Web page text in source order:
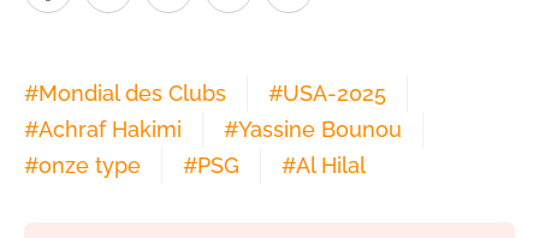
#Mondial des Clubs #USA-2025
#Achraf Hakimi #Yassine Bounou
#onze type #PSG #Al Hilal